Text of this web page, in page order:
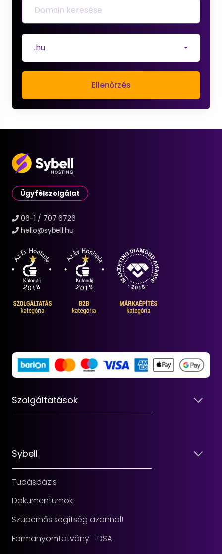
.hu
Ellenőrzés
Ügyfélszolgálat
06-1 / 707 6726
hello@sybell.hu
Szolgáltatások
Sybell
Tudásbázis
Dokumentumok
Szuperhős segítség azonnal!
Formanyomtatvány - DSA